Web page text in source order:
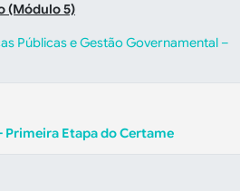
(Módulo 5)
Públicas e Gestão Governamental –
Etapa do Certame